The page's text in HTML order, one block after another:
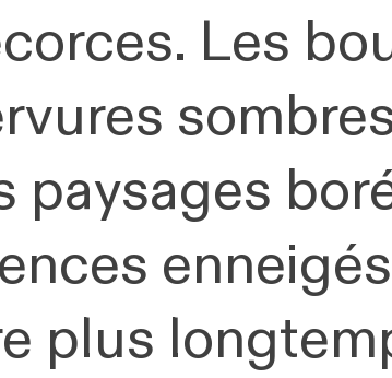
Les
plus